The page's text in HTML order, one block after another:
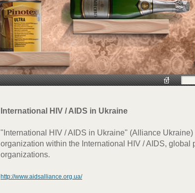
International HIV / AIDS in Ukraine
"International HIV / AIDS in Ukraine" (Alliance
organization within the International HIV / AIDS, global
organizations.
http://www.aidsalliance.org.ua/